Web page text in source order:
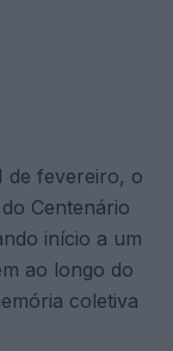
de fevereiro, o
Centenário
início a um
ao longo do
coletiva